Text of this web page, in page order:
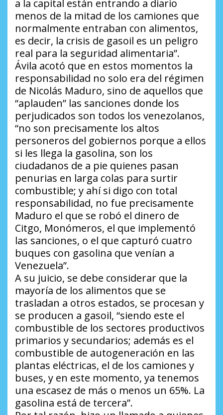
a la capital están entrando a diario
menos de la mitad de los camiones que
normalmente entraban con alimentos,
es decir, la crisis de gasoil es un peligro
real para la seguridad alimentaria”.
Ávila acotó que en estos momentos la
responsabilidad no solo era del régimen
de Nicolás Maduro, sino de aquellos que
“aplauden” las sanciones donde los
perjudicados son todos los venezolanos,
“no son precisamente los altos
personeros del gobiernos porque a ellos
si les llega la gasolina, son los
ciudadanos de a pie quienes pasan
penurias en larga colas para surtir
combustible; y ahí si digo con total
responsabilidad, no fue precisamente
Maduro el que se robó el dinero de
Citgo, Monómeros, el que implementó
las sanciones, o el que capturó cuatro
buques con gasolina que venían a
Venezuela”.
A su juicio, se debe considerar que la
mayoría de los alimentos que se
trasladan a otros estados, se procesan y
se producen a gasoil, “siendo este el
combustible de los sectores productivos
primarios y secundarios; además es el
combustible de autogeneración en las
plantas eléctricas, el de los camiones y
buses, y en este momento, ya tenemos
una escasez de más o menos un 65%. La
gasolina está de tercera”.